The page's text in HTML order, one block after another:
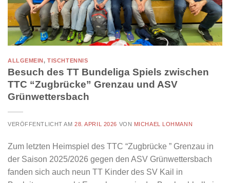
ALLGEMEIN,TISCHTENNIS
Besuch des TT Bundeliga Spiels zwischen
TTC “Zugbrücke” Grenzau und ASV
Grünwettersbach
VERÖFFENTLICHT AM28. APRIL 2026 VON MICHAEL LOHMANN
Zum letzten Heimspiel des TTC “Zugbrücke ” Grenzau in
der Saison 2025/2026 gegen den ASV Grünwettersbach
fanden sich auch neun TT Kinder des SV Kail in